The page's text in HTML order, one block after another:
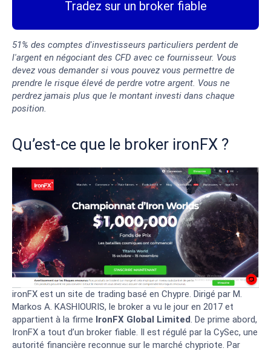
Tradez sur un broker fiable
51% des comptes d'investisseurs particuliers perdent de
l'argent en négociant des CFD avec ce fournisseur. Vous
devez vous demander si vous pouvez vous permettre de
prendre le risque élevé de perdre votre argent. Vous ne
perdrez jamais plus que le montant investi dans chaque
position.
Qu’est-ce que le broker ironFX ?
ironFX est un site de trading basé en Chypre. Dirigé par M.
Markos A. KASHIOURIS, le broker a vu le jour en 2017 et
appartient à la firme IronFX Global Limited. De prime abord,
IronFX a tout d’un broker fiable. Il est régulé par la CySec, une
autorité financière reconnue sur le marché chypriote. Par